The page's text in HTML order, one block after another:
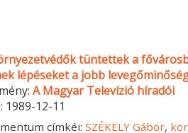
tüntettek a
lépéseket a jobb
A Magyar Televízió híradói
1989-12-11
címkéi:SZÉKELY Gábor,